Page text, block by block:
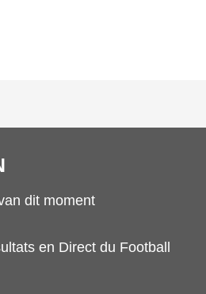
dit moment
en Direct du Football